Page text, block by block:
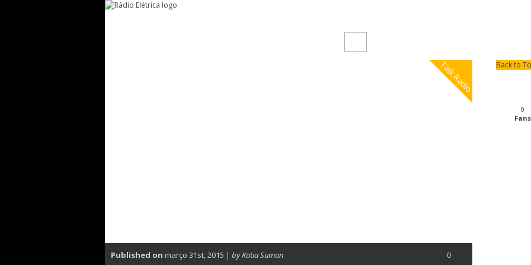
Talk Radio
Published on março 31st, 2015 | by Katia Suman 0
Back to
0
Fans